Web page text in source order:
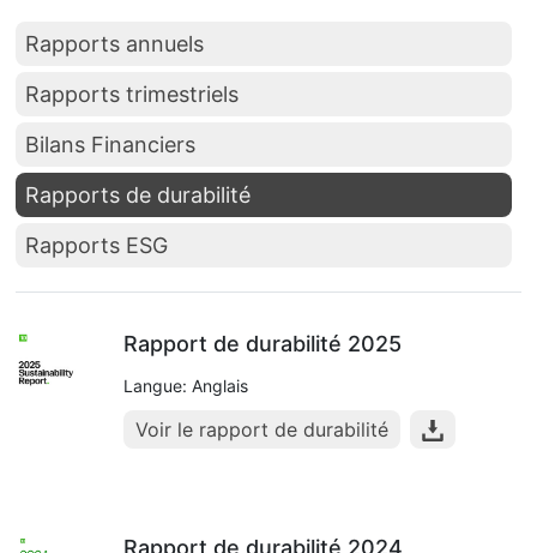
Rapports annuels
Rapports trimestriels
Bilans Financiers
Rapports de durabilité
Rapports ESG
Rapport de durabilité 2025
Langue: Anglais
Voir le rapport de durabilité
Rapport de durabilité 2024